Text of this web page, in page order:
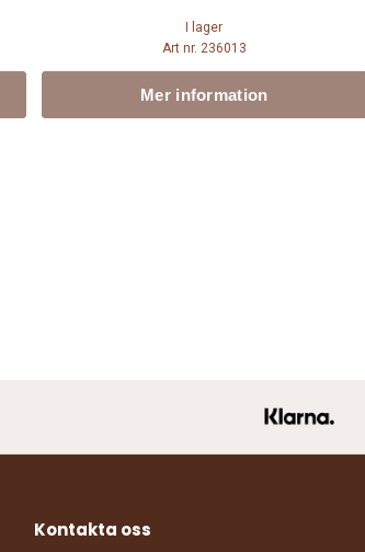
I lager
Art nr. 236013
Mer information
Kontakta oss